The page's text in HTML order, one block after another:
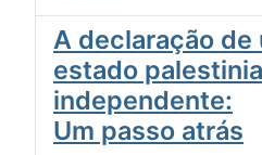
A declaração de
estado
independente:
Um passo atrás